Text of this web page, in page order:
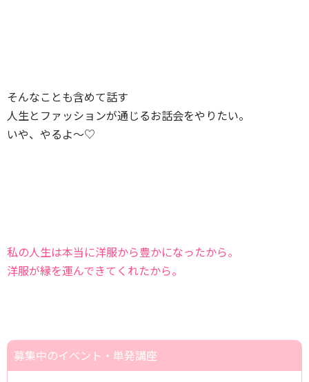
そんなことも含めて話す
人生とファッションが通じるお話会をやりたい。
いや、やるよ～♡
私の人生は本当に洋服から豊かになったから。
洋服が縁を運んできてくれたから。
募集中のイベント・単発講座